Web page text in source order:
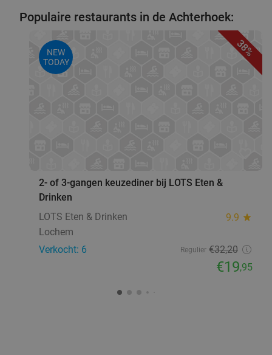
Populaire restaurants in de Achterhoek:
38%
NEW
TODAY
2- of 3-gangen keuzediner bij LOTS Eten &
Drinken
LOTS Eten & Drinken
9.9 star
Lochem
Verkocht: 6
Regulier €32,20
€19,95